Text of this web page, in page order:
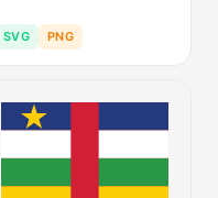
SVG PNG